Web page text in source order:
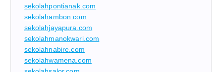
sekolahpontianak.com
sekolahambon.com
sekolahjayapura.com
sekolahmanokwari.com
sekolahnabire.com
sekolahwamena.com